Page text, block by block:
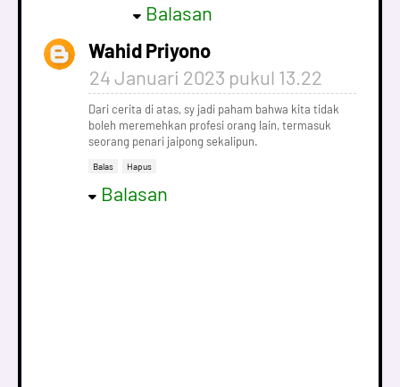
Balasan
Wahid Priyono
24 Januari 2023 pukul 13.22
Dari cerita di atas, sy jadi paham bahwa kita tidak
boleh meremehkan profesi orang lain, termasuk
seorang penari jaipong sekalipun.
Balas Hapus
Balasan